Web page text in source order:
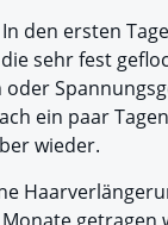
In den ersten
sehr fest
oder
ein paar
wieder.